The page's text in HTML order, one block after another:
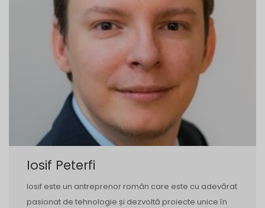
Iosif Peterfi
Iosif este un antreprenor român care este cu adevărat
pasionat de tehnologie și dezvoltă proiecte unice în